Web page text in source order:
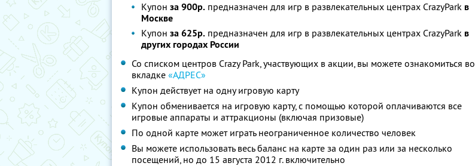
Купон за 900р. предназначен для игр в развлекательных центрах CrazyPark в
Москве
Купон за 625р. предназначен для игр в развлекательных центрах CrazyPark в
других городах России
Со списком центров Crazy Park, участвующих в акции, вы можете ознакомиться во
вкладке «АДРЕС»
Купон действует на одну игровую карту
Купон обменивается на игровую карту, с помощью которой оплачиваются все
игровые аппараты и аттракционы (включая призовые)
По одной карте может играть неограниченное количество человек
Вы можете использовать весь баланс на карте за один раз или за несколько
посещений, но до 15 августа 2012 г. включительно